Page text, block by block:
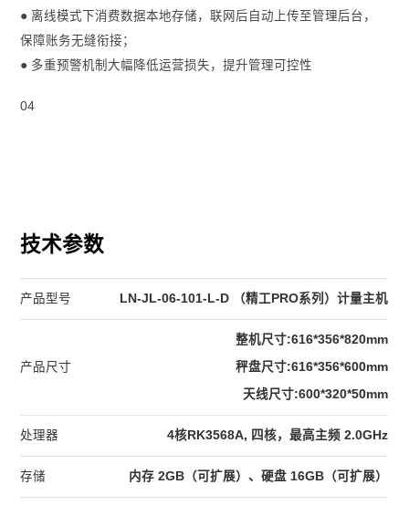
● 离线模式下消费数据本地存储，联网后自动上传至管理后台，
保障账务无缝衔接；
● 多重预警机制大幅降低运营损失，提升管理可控性
04
技术参数
产品型号 LN-JL-06-101-L-D （精工PRO系列）计量主机
产品尺寸
整机尺寸:616*356*820mm
秤盘尺寸:616*356*600mm
天线尺寸:600*320*50mm
处理器 4核RK3568A, 四核，最高主频 2.0GHz
存储 内存 2GB（可扩展）、硬盘 16GB（可扩展）